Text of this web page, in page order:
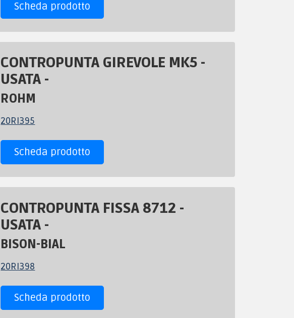
Scheda prodotto
CONTROPUNTA GIREVOLE MK5 -
USATA -
ROHM
20RI395
Scheda prodotto
CONTROPUNTA FISSA 8712 -
USATA -
BISON-BIAL
20RI398
Scheda prodotto